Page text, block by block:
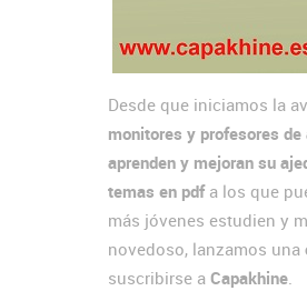
Desde que iniciamos la
monitores y profesores
aprenden y mejoran su
temas en pdfa los que
más jóvenes estudien y
novedoso, lanzamos una
suscribirse a Capakhine.